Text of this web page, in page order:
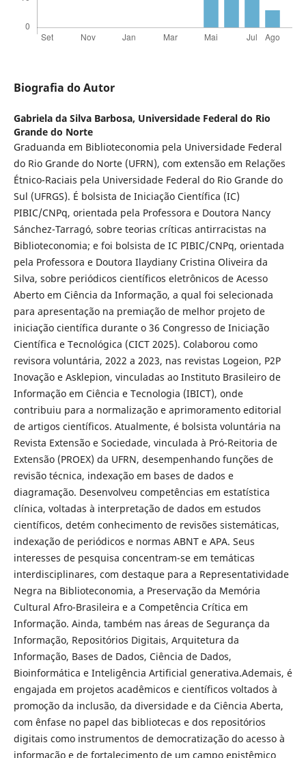
Biografia do Autor
Gabriela da Silva Barbosa, Universidade Federal do Rio
Grande do Norte
Graduanda em Biblioteconomia pela Universidade Federal
do Rio Grande do Norte (UFRN), com extensão em Relações
Étnico-Raciais pela Universidade Federal do Rio Grande do
Sul (UFRGS). É bolsista de Iniciação Científica (IC)
PIBIC/CNPq, orientada pela Professora e Doutora Nancy
Sánchez-Tarragó, sobre teorias críticas antirracistas na
Biblioteconomia; e foi bolsista de IC PIBIC/CNPq, orientada
pela Professora e Doutora Ilaydiany Cristina Oliveira da
Silva, sobre periódicos científicos eletrônicos de Acesso
Aberto em Ciência da Informação, a qual foi selecionada
para apresentação na premiação de melhor projeto de
iniciação científica durante o 36 Congresso de Iniciação
Científica e Tecnológica (CICT 2025). Colaborou como
revisora voluntária, 2022 a 2023, nas revistas Logeion, P2P
Inovação e Asklepion, vinculadas ao Instituto Brasileiro de
Informação em Ciência e Tecnologia (IBICT), onde
contribuiu para a normalização e aprimoramento editorial
de artigos científicos. Atualmente, é bolsista voluntária na
Revista Extensão e Sociedade, vinculada à Pró-Reitoria de
Extensão (PROEX) da UFRN, desempenhando funções de
revisão técnica, indexação em bases de dados e
diagramação. Desenvolveu competências em estatística
clínica, voltadas à interpretação de dados em estudos
científicos, detém conhecimento de revisões sistemáticas,
indexação de periódicos e normas ABNT e APA. Seus
interesses de pesquisa concentram-se em temáticas
interdisciplinares, com destaque para a Representatividade
Negra na Biblioteconomia, a Preservação da Memória
Cultural Afro-Brasileira e a Competência Crítica em
Informação. Ainda, também nas áreas de Segurança da
Informação, Repositórios Digitais, Arquitetura da
Informação, Bases de Dados, Ciência de Dados,
Bioinformática e Inteligência Artificial generativa.Ademais, é
engajada em projetos acadêmicos e científicos voltados à
promoção da inclusão, da diversidade e da Ciência Aberta,
com ênfase no papel das bibliotecas e dos repositórios
digitais como instrumentos de democratização do acesso à
informação e de fortalecimento de um campo epistêmico